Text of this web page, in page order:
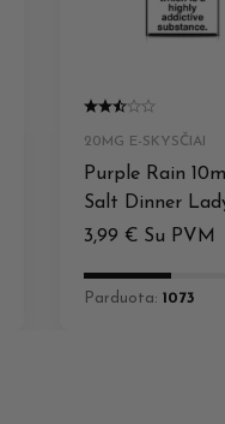
20MG E-SKYSČIAI
Purple Rain
Salt Dinner
3,99 € Su PVM
Parduota: 1073